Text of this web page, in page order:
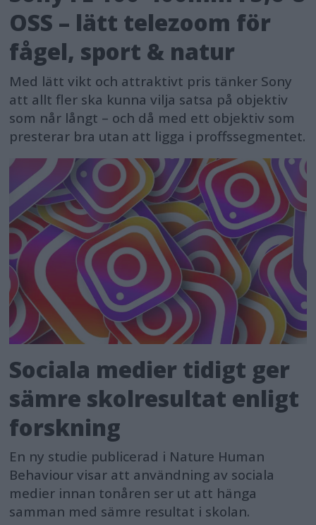
OSS – lätt telezoom för
fågel, sport & natur
Med lätt vikt och attraktivt pris tänker Sony
att allt fler ska kunna vilja satsa på objektiv
som når långt – och då med ett objektiv som
presterar bra utan att ligga i proffssegmentet.
Sociala medier tidigt ger
sämre skolresultat enligt
forskning
En ny studie publicerad i Nature Human
Behaviour visar att användning av sociala
medier innan tonåren ser ut att hänga
samman med sämre resultat i skolan.